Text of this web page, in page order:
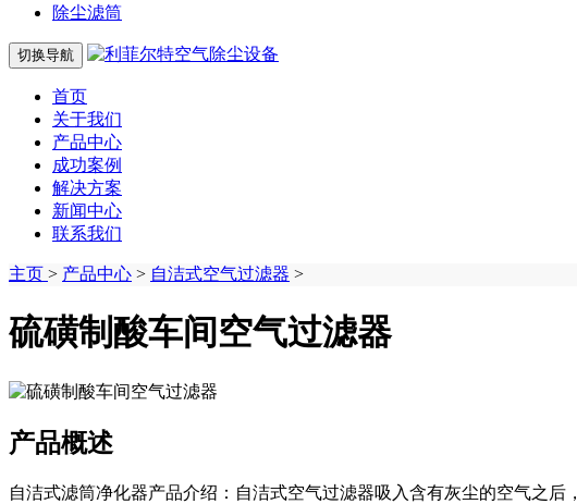
除尘滤筒
切换导航
首页
关于我们
产品中心
成功案例
解决方案
新闻中心
联系我们
主页 > 产品中心 > 自洁式空气过滤器 >
硫磺制酸车间空气过滤器
产品概述
自洁式滤筒净化器产品介绍：自洁式空气过滤器吸入含有灰尘的空气之